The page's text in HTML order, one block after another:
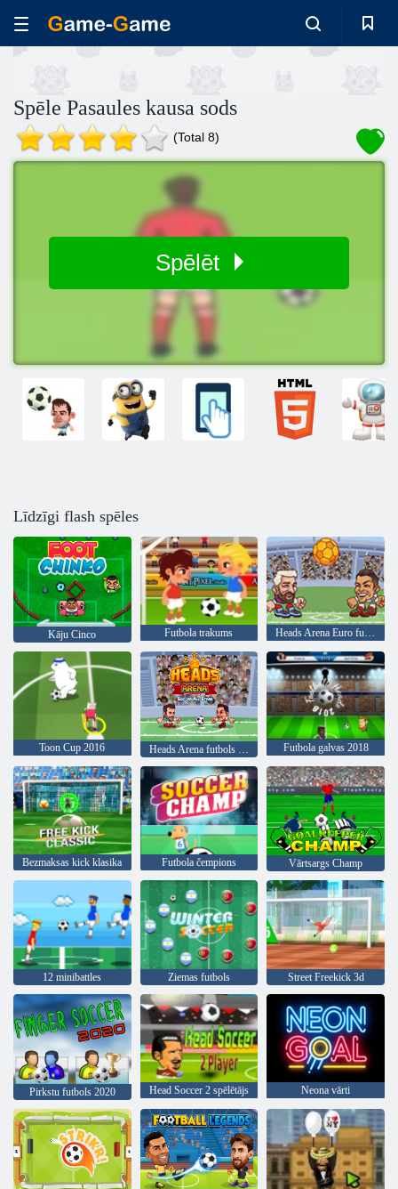
Spēle Pasaules kausa sods
(Total 8)
Spēlēt
Līdzīgi flash spēles
Kāju Cinco Futbola trakums Heads Arena Euro futbols
Toon Cup 2016 Futbola galvas 2018
Bezmaksas kick klasika Futbola čempions Vārtsargs Champ
12 minibattles Ziemas futbols Street Freekick 3d
Pirkstu futbols 2020 Head Soccer 2 spēlētājs Neona vārti